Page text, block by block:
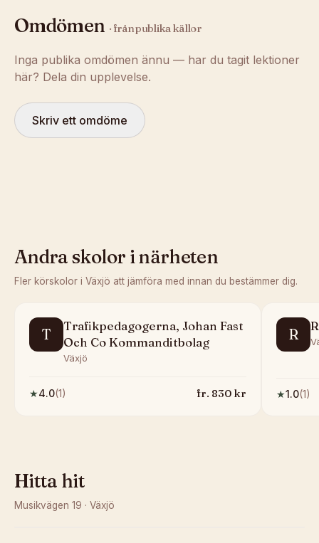
Omdömen · från publika källor
Inga publika omdömen ännu — har du tagit lektioner
här? Dela din upplevelse.
Skriv ett omdöme
Andra skolor i närheten
Fler körskolor i Växjö att jämföra med innan du bestämmer dig.
T
Trafikpedagogerna, Johan Fast
Och Co Kommanditbolag
Växjö
★4.0(1) fr. 830kr
R
★1.0(1)
Hitta hit
Musikvägen 19 · Växjö